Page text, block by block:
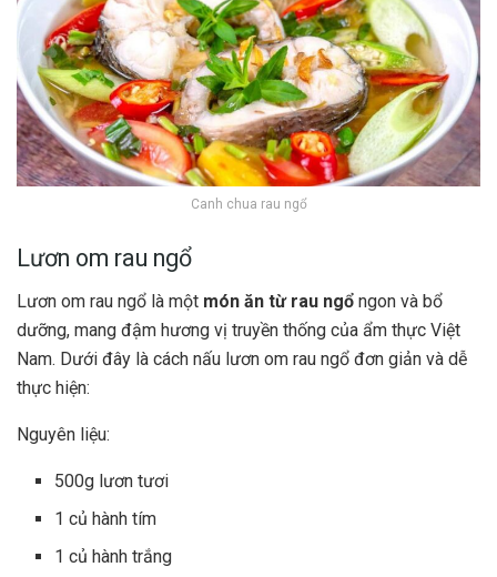
Canh chua rau ngổ
Lươn om rau ngổ
Lươn om rau ngổ là một món ăn từ rau ngổ ngon và bổ
dưỡng, mang đậm hương vị truyền thống của ẩm thực Việt
Nam. Dưới đây là cách nấu lươn om rau ngổ đơn giản và dễ
thực hiện:
Nguyên liệu:
500g lươn tươi
1 củ hành tím
1 củ hành trắng